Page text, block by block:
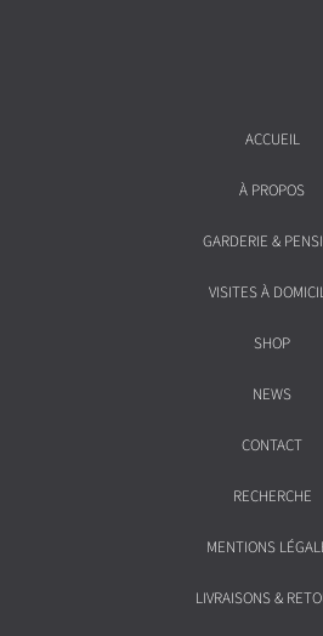
ACCUEIL
À PROPOS
GARDERIE &
VISITES À
SHOP
NEWS
CONTACT
RECHERCHE
MENTIONS
LIVRAISONS &